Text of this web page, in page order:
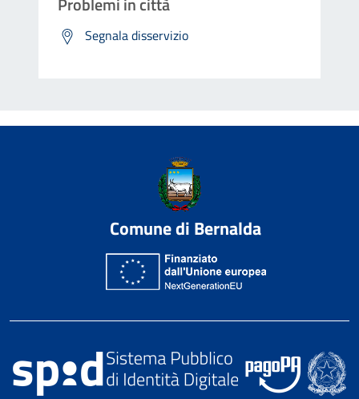
Segnala disservizio
Comune di Bernalda